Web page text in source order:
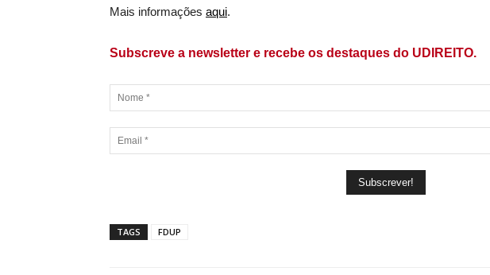
Mais informações aqui.
Subscreve a newsletter e recebe os destaques do UDIREITO.
TAGS FDUP